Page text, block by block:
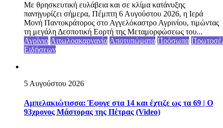
Με θρησκευτική ευλάβεια και σε κλίμα κατάνυξης
πανηγυρίζει σήμερα, Πέμπτη 6 Αυγούστου 2026, η Ιερά
Μονή Παντοκράτορος στο Αγγελόκαστρο Αγρινίου, τιμώντας
τη μεγάλη Δεσποτική Εορτή της Μεταμορφώσεως του...
Αγρίνιο Αιτωλοακαρνανία Αποτυπώματα Πρόσωπα
Ειδήσεων
5 Αυγούστου 2026
Αμπελακιώτισσα: Έφυγε στα 14 και έχτιζε ως τα 69 | Ο
93χρονος Μάστορας της Πέτρας (Video)